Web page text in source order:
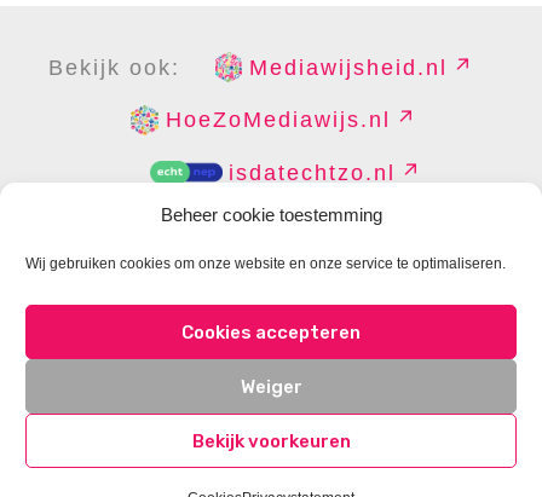
Beheer cookie toestemming
Wij gebruiken cookies om onze website en onze service te optimaliseren.
Cookies accepteren
Weiger
Bekijk voorkeuren
Bekijk ook: Mediawijsheid.nl
HoeZoMediawijs.nl
isdatechtzo.nl
DISCLAIMER PRIVACY
CONTACT
COOKIES BEHEREN